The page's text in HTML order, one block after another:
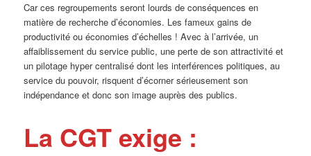
Car ces regroupements seront lourds de conséquences en
matière de recherche d’économies. Les fameux gains de
productivité ou économies d’échelles ! Avec à l’arrivée, un
affaiblissement du service public, une perte de son attractivité et
un pilotage hyper centralisé dont les interférences politiques, au
service du pouvoir, risquent d’écorner sérieusement son
indépendance et donc son image auprès des publics.
La CGT exige :